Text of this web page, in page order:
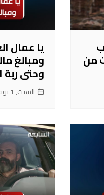
من
يا عمال
ومبالغ
وحتى
السبت, 1 نوفمبر 2025, 23:39